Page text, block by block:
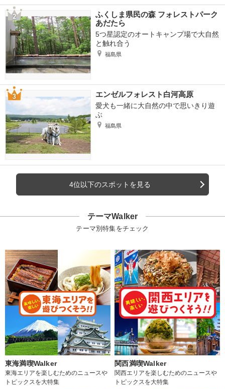
ふくしま県民の森 フォレストパーク
あだたら
5つ星認定のオートキャンプ場で大自然
と触れ合う
福島県
エンゼルフォレスト白河高原
愛犬も一緒に大自然の中で思いきり遊
ぶ
福島県
4位以下のスポットを見る
テーマWalker
テーマ別特集をチェック
東海満喫Walker
東海エリアを楽しむためのニュースや
トピックスを大特集
関西満喫Walker
関西エリアを楽しむためのニュースや
トピックスを大特集